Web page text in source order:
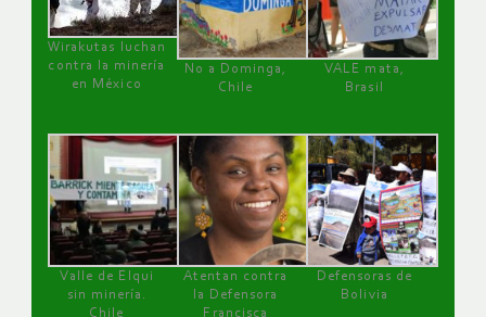
Wirakutas luchan
contra la minería
en México
No a Dominga,
Chile
VALE mata,
Brasil
Valle de Elqui
sin minería.
Chile
Atentan contra
la Defensora
Francisca
Defensoras de
Bolivia